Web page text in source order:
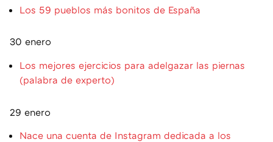
Los 59 pueblos más bonitos de España
30 enero
Los mejores ejercicios para adelgazar las piernas
(palabra de experto)
29 enero
Nace una cuenta de Instagram dedicada a los